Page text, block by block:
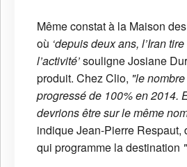
Même constat à la Maison
où ‘depuis deux ans, l’Iran tire
l’activité’souligne Josiane
produit. Chez Clio, "le
progressé de 100% en 2014.
devrions être sur le même
indique Jean-Pierre Respaut,
qui programme la destination